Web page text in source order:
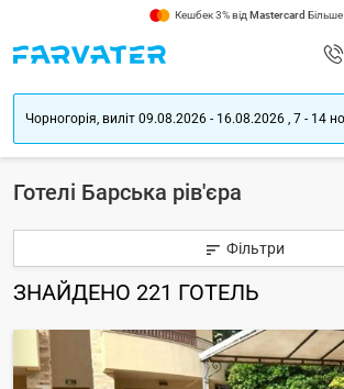
Кешбек 3% від Mastercard Більше
Готелі Барська рів'єра
Фільтри
ЗНАЙДЕНО 221 ГОТЕЛЬ